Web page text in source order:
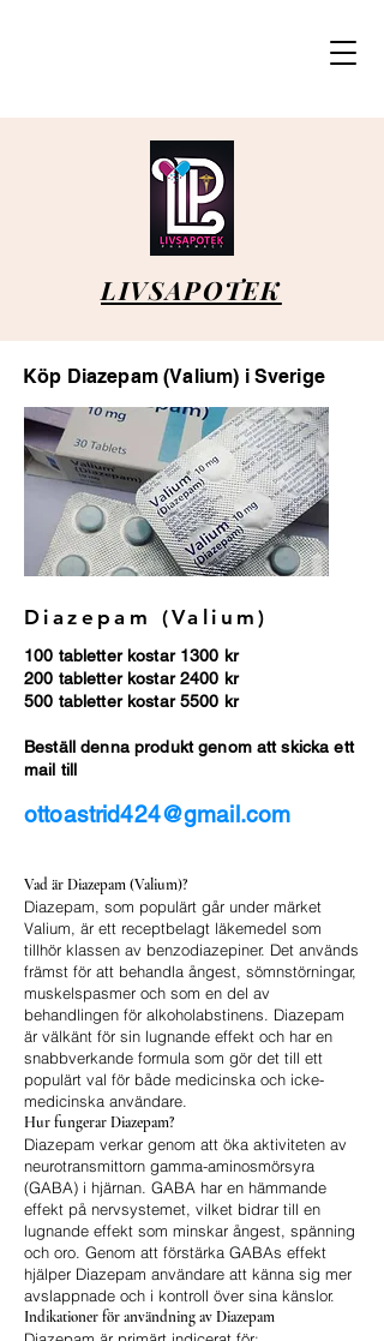
LIVSAPOTEK
Köp Diazepam (Valium) i Sverige
Diazepam (Valium)
100 tabletter kostar 1300 kr
200 tabletter kostar 2400 kr
500 tabletter kostar 5500 kr
Beställ denna produkt genom att skicka ett
mail till
ottoastrid424@gmail.com
Vad är Diazepam (Valium)?
Diazepam, som populärt går under märket
Valium, är ett receptbelagt läkemedel som
tillhör klassen av benzodiazepiner. Det används
främst för att behandla ångest, sömnstörningar,
muskelspasmer och som en del av
behandlingen för alkoholabstinens. Diazepam
är välkänt för sin lugnande effekt och har en
snabbverkande formula som gör det till ett
populärt val för både medicinska och icke-
medicinska användare.
Hur fungerar Diazepam?
Diazepam verkar genom att öka aktiviteten av
neurotransmittorn gamma-aminosmörsyra
(GABA) i hjärnan. GABA har en hämmande
effekt på nervsystemet, vilket bidrar till en
lugnande effekt som minskar ångest, spänning
och oro. Genom att förstärka GABAs effekt
hjälper Diazepam användare att känna sig mer
avslappnade och i kontroll över sina känslor.
Indikationer för användning av Diazepam